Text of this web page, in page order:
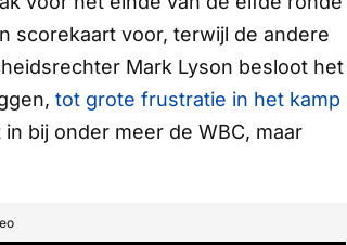
scorekaart voor, terwijl de andere
Mark Lyson besloot het
tot grote frustratie in het kamp
bij onder meer de WBC, maar